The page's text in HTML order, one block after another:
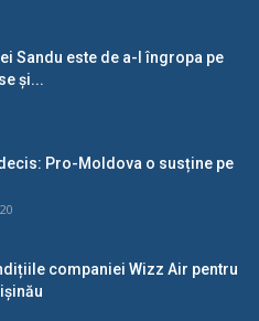
Sandu este de a-l îngropa pe
și...
Pro-Moldova o susține pe
companiei Wizz Air pentru